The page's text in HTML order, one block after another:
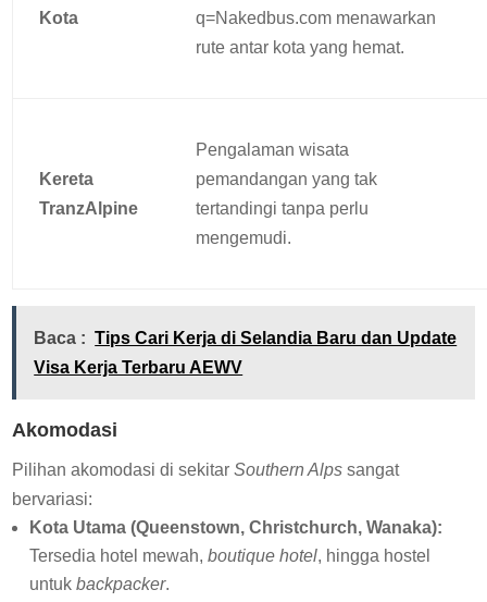
Kota
q=Nakedbus.com menawarkan
rute antar kota yang hemat.
Kereta
TranzAlpine
Pengalaman wisata
pemandangan yang tak
tertandingi tanpa perlu
mengemudi.
Baca : Tips Cari Kerja di Selandia Baru dan Update
Visa Kerja Terbaru AEWV
Akomodasi
Pilihan akomodasi di sekitarSouthern Alps sangat
bervariasi:
Kota Utama (Queenstown, Christchurch, Wanaka):
Tersedia hotel mewah,boutique hotel, hingga hostel
untukbackpacker.